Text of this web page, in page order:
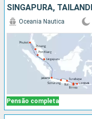
Pensão completa
Oceania Nautica